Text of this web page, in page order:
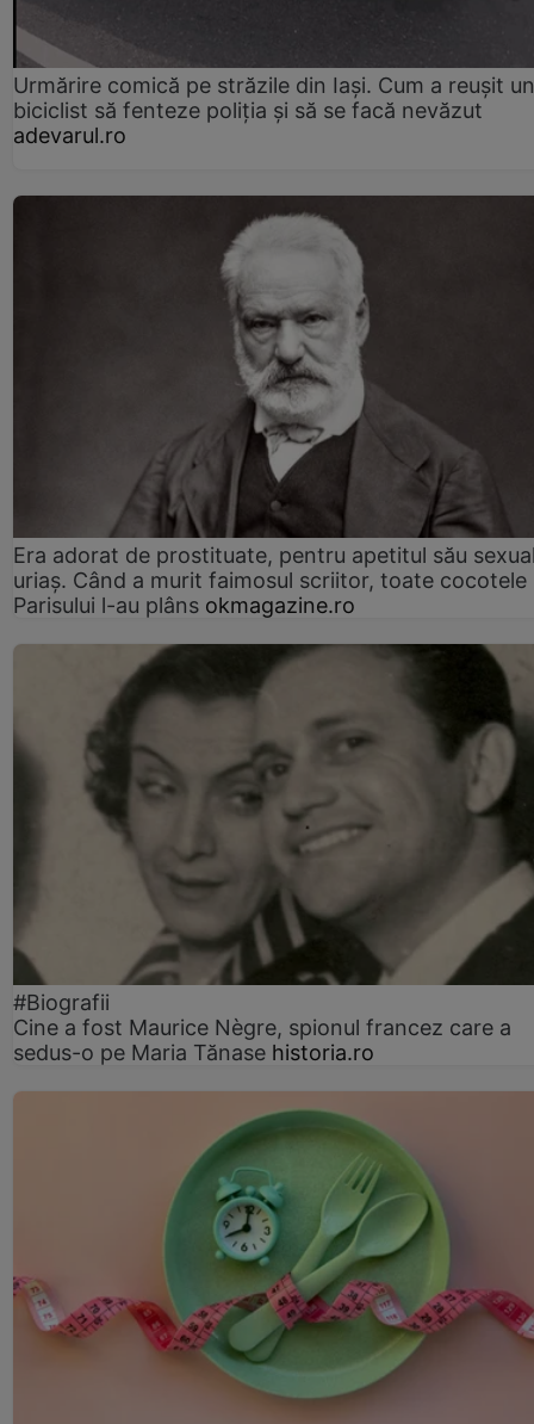
Urmărire comică pe străzile din Iași. Cum a reușit un
biciclist să fenteze poliția și să se facă nevăzut
adevarul.ro
Era adorat de prostituate, pentru apetitul său
uriaș. Când a murit faimosul scriitor, toate cocotele
Parisului l-au plâns okmagazine.ro
#Biografii
Cine a fost Maurice Nègre, spionul francez care a
sedus-o pe Maria Tănase historia.ro